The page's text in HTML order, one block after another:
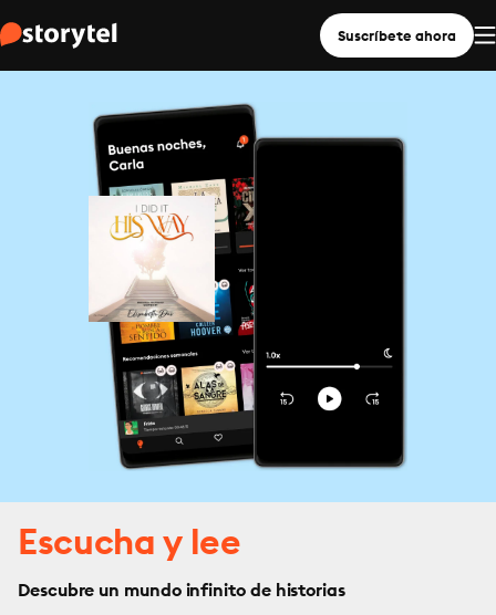
Suscríbete ahora
Escucha y lee
Descubre un mundo infinito de historias